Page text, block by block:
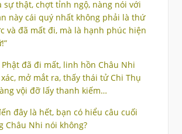
sự thật, chợt tỉnh ngộ, nàng nói với
này cái quý nhất không phải là thứ
và đã mất đi, mà là hạnh phúc hiện
Phật đã đi mất, linh hồn Châu Nhi
mở mắt ra, thấy thái tử Chi Thụ
vội đỡ lấy thanh kiếm…
đây là hết, bạn có hiểu câu cuối
Châu Nhi nói không?